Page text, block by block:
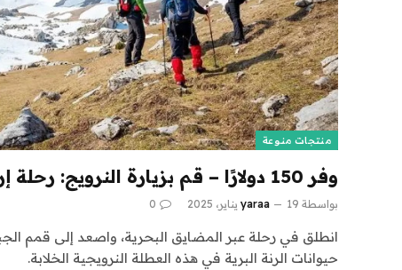
منتجات منوعة
وفر 150 دولارًا – قم بزيارة النرويج: رحلة إرشادية لمدة 9 ليالٍ
بواسطة yaraa 19 يناير، 2025 0
انطلق في رحلة عبر المضايق البحرية، واصعد إلى قمم
حيوانات الرنة البرية في هذه العطلة النرويجية الخلابة.